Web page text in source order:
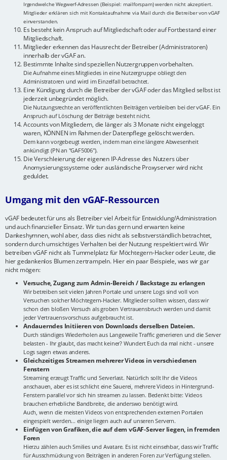
Irgendwelche Wegwerf-Adressen (Beispiel: mailforspam) werden nicht akzeptiert.
Mitglieder erklären sich mit Kontaktaufnahme via Mail durch die Betreiber von vGAF
einverstanden.
Es besteht kein Anspruch auf Mitgliedschaft oder auf Fortbestand einer
Mitgliedschaft.
Mitglieder erkennen das Hausrecht der Betreiber (Administratoren)
innerhalb der vGAF an.
Bestimmte Inhalte sind speziellen Nutzergruppen vorbehalten.
Die Aufnahme eines Mitgliedes in eine Nutzergruppe obliegt den
Administratoren und wird im Einzelfall betrachtet.
Eine Kündigung durch die Betreiber der vGAF oder das Mitglied selbst ist
jederzeit unbegründet möglich.
Die Nutzungsrechte an veröffentlichten Beiträgen verbleiben bei der vGAF. Ein
Anspruch auf Löschung der Beiträge besteht nicht.
Accounts von Mitgliedern, die länger als 3 Monate nicht eingeloggt
waren, KÖNNEN im Rahmen der Datenpflege gelöscht werden.
Dem kann vorgebeugt werden, indem man eine längere Abwesenheit
ankündigt (PN an "GAF5006").
Die Verschleierung der eigenen IP-Adresse des Nutzers über
Anomysierungssysteme oder ausländische Proxyserver wird nicht
geduldet.
Umgang mit den vGAF-Ressourcen
vGAF bedeutet für uns als Betreiber viel Arbeit für Entwicklung/Administration
und auch finanzieller Einsatz. Wir tun das gern und erwarten keine
Dankeshymnen, wohl aber, dass dies nicht als selbstverständlich betrachtet,
sondern durch umsichtiges Verhalten bei der Nutzung respektiert wird. Wir
betreiben vGAF nicht als Tummelplatz für Möchtegern-Hacker oder Leute, die
hier gedankenlos Blumen zertrampeln. Hier ein paar Beispiele, was wir gar
nicht mögen:
Versuche, Zugang zum Admin-Bereich / Backstage zu erlangen
Wir betreiben seit vielen Jahren Portale und unsere Logs sind voll von
Versuchen solcher Möchtegern-Hacker. Mitglieder sollten wissen, dass wir
schon den bloßen Versuch als groben Vertrauensbruch werden und damit
jeder Vertrauensvorschuss aufgebraucht ist.
Andauerndes Initiieren von Downloads derselben Dateien.
Durch ständiges Wiederholen aus Langeweile Traffic generieren und die Server
belasten - Ihr glaubt, das macht keiner? Wundert Euch da mal nicht - unsere
Logs sagen etwas anderes.
Gleichzeitiges Streamen mehrerer Videos in verschiedenen
Fenstern
Streaming erzeugt Traffic und Serverlast. Natürlich sollt Ihr die Videos
anschauen, aber es ist schlicht eine Sauerei, mehrere Videos in Hintergrund-
Fenstern parallel vor sich hin streamen zu lassen. Bedenkt bitte: Videos
brauchen erhebliche Bandbreite, die anderswo benötigt wird.
Auch, wenn die meisten Videos von entsprechenden externen Portalen
eingespielt werden... einige liegen auch auf unseren Servern.
Einfügen von Grafiken, die auf dem vGAF-Server liegen, in fremden
Foren
Hierzu zählen auch Smilies und Avatare. Es ist nicht einsehbar, dass wir Traffic
für Ausschmückung von Beiträgen in anderen Foren zur Verfügung stellen.